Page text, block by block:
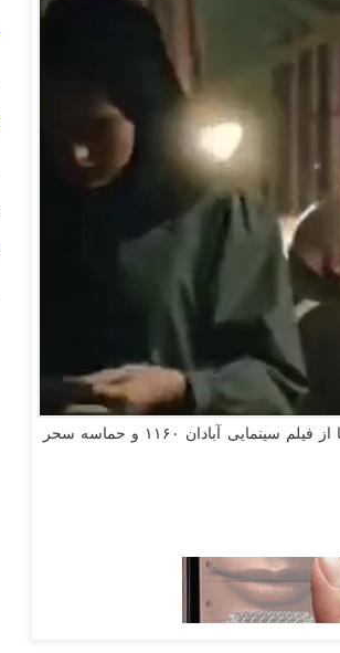
- روابط عمومی صدا و سیمای استان ایلام برشی زیبا از فیلم سینمایی آبادان ۱۱۶۰ و حماسه سحر